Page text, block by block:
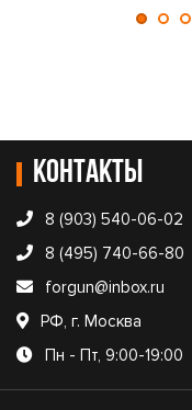
Контакты
8 (903) 540-06-02
8 (495) 740-66-80
forgun@inbox.ru
РФ, г. Москва
Пн - Пт, 9:00-19:00